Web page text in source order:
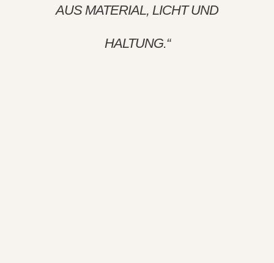
AUS MATERIAL, LICHT UND
HALTUNG.“